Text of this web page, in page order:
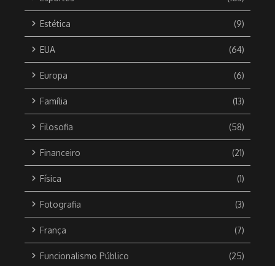
Estética (9)
EUA (64)
Europa (6)
Família (13)
Filosofia (58)
Financeiro (21)
Física (1)
Fotografia (3)
França (7)
Funcionalismo Público (25)